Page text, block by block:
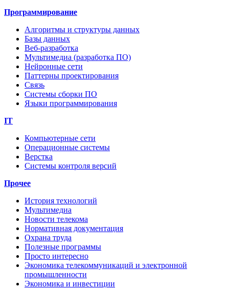
Программирование
Алгоритмы и структуры данных
Базы данных
Веб-разработка
Мультимедиа (разработка ПО)
Нейронные сети
Паттерны проектирования
Связь
Системы сборки ПО
Языки программирования
IT
Компьютерные сети
Операционные системы
Верстка
Системы контроля версий
Прочее
История технологий
Мультимедиа
Новости телекома
Нормативная документация
Охрана труда
Полезные программы
Просто интересно
Экономика телекоммуникаций и электронной
промышленности
Экономика и инвестиции